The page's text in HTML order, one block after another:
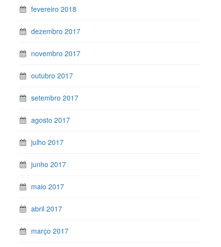
fevereiro 2018
dezembro 2017
novembro 2017
outubro 2017
setembro 2017
agosto 2017
julho 2017
junho 2017
maio 2017
abril 2017
março 2017